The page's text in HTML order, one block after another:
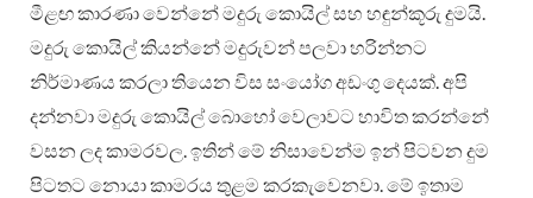
මීළඟ කාරණා වෙන්නේ මදුරු කොයිල් සහ හඳුන්කූරු දුමයි.
මදුරු කොයිල් කියන්නේ මදුරුවන් පලවා හරින්නට
නිර්මාණය කරලා තියෙන විස සංයෝග අඩංගු දෙයක්. අපි
දන්නවා මදුරු කොයිල් බොහෝ වෙලාවට හාවිත කරන්නේ
වසන ලද කාමරවල. ඉතින් මේ නිසාවෙන්ම ඉන් පිටවන දුම
පිටතට නොයා කාමරය තුළම කරකැවෙනවා. මේ ඉතාම